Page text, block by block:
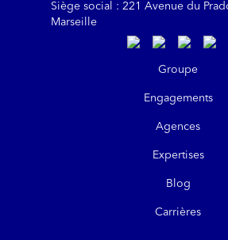
Siège social : 221 Avenue du
Marseille
https://https://https://
Groupe
Engagements
Agences
Expertises
Blog
Carrières